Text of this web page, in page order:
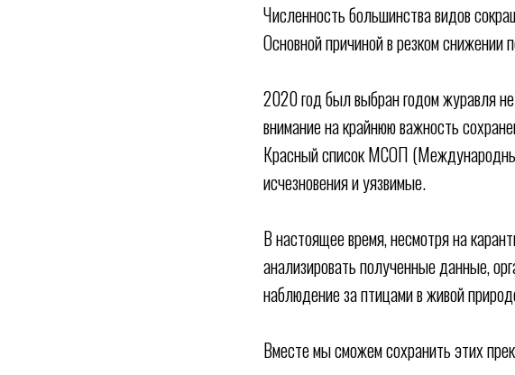
Численность большинства видов
Основной причиной в резком
2020 год был выбран годом журавля
внимание на крайнюю важность
Красный список МСОП
исчезновения и уязвимые.
В настоящее время, несмотря на
анализировать полученные данные,
наблюдение за птицами в живой
Вместе мы сможем сохранить этих